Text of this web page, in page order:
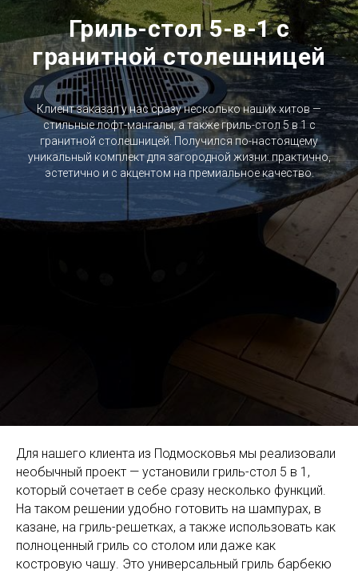
Гриль-стол 5-в-1 с
гранитной столешницей
Клиент заказал у нас сразу несколько наших хитов —
стильные лофт-мангалы, а также гриль-стол 5 в 1 с
гранитной столешницей. Получился по-настоящему
уникальный комплект для загородной жизни: практично,
эстетично и с акцентом на премиальное качество.
Для нашего клиента из Подмосковья мы реализовали
необычный проект — установили гриль-стол 5 в 1,
который сочетает в себе сразу несколько функций.
На таком решении удобно готовить на шампурах, в
казане, на гриль-решетках, а также использовать как
полноценный гриль со столом или даже как
костровую чашу. Это универсальный гриль барбекю